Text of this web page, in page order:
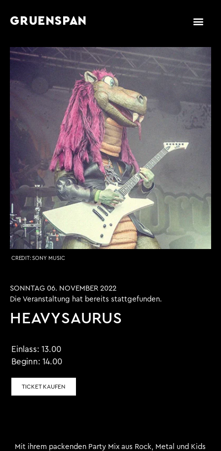
GRUENSPAN
CREDIT:SONY MUSIC
SONNTAG 06. NOVEMBER 2022
Die Veranstaltung hat bereits stattgefunden.
HEAVYSAURUS
Einlass:13.00
Beginn:14.00
TICKET KAUFEN
Mit ihrem packenden Party Mix aus Rock, Metal und Kids